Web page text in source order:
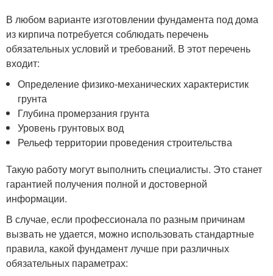
В любом варианте изготовлении фундамента под дома
из кирпича потребуется соблюдать перечень
обязательных условий и требований. В этот перечень
входит:
Определение физико-механических характеристик
грунта
Глубина промерзания грунта
Уровень грунтовых вод
Рельеф территории проведения строительства
Такую работу могут выполнить специалисты. Это станет
гарантией получения полной и достоверной
информации.
В случае, если профессионала по разным причинам
вызвать не удается, можно использовать стандартные
правила, какой фундамент лучше при различных
обязательных параметрах: